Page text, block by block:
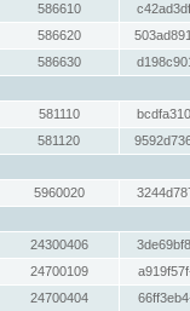
586610
586620
586630
581110
581120
5960020
24300406
24700109
24700404